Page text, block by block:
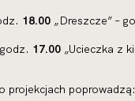
18.00 „Dreszcze” –
17.00 „Ucieczka z
projekcjach